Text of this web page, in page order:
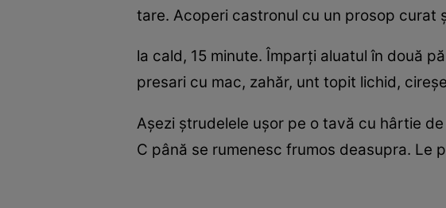
tare. Acoperi castronul cu un prosop curat
la cald, 15 minute. Împarţi aluatul în două
presari cu mac, zahăr, unt topit lichid,
Aşezi ştrudelele uşor pe o tavă cu hârtie
C până se rumenesc frumos deasupra. Le